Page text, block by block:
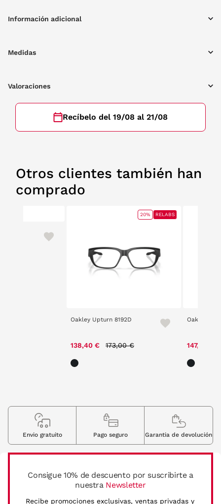
Información adicional
Medidas
Valoraciones
Recíbelo del 19/08 al 21/08
Otros clientes también han
comprado
Oakley Upturn 8192D
138,40 € 173,00 €
20% RELABS
Oakley
147,00 €
Consigue 10% de descuento por suscribirte a
nuestra Newsletter
Recibe promociones exclusivas, ventas privadas y
Envio gratuito Pago seguro Garantia de devolución